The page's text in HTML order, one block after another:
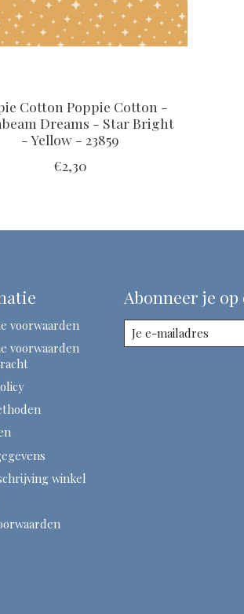
Cotton Poppie Cotton -
Dreams - Star Bright
- Yellow - 23859
€2,30
voorwaarden
voorwaarden
winkel
Abonneer je